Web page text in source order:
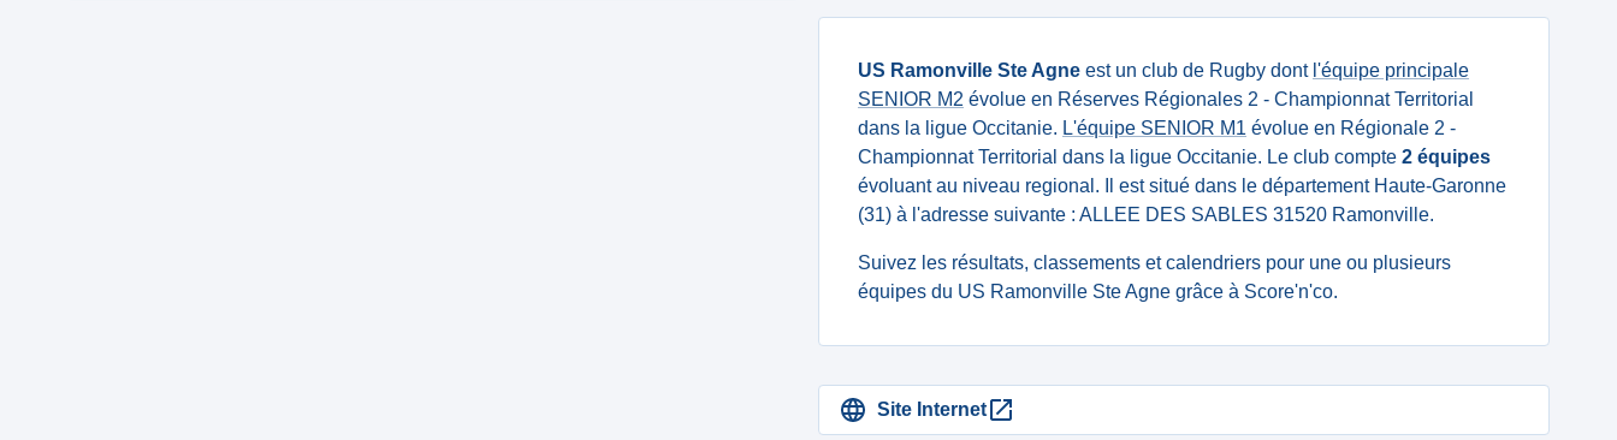
US Ramonville Ste Agne est un club de Rugby dont l'équipe principale
SENIOR M2 évolue en Réserves Régionales 2 - Championnat Territorial
dans la ligue Occitanie. L'équipe SENIOR M1 évolue en Régionale 2 -
Championnat Territorial dans la ligue Occitanie. Le club compte 2 équipes
évoluant au niveau regional. Il est situé dans le département Haute-Garonne
(31) à l'adresse suivante : ALLEE DES SABLES 31520 Ramonville.
Suivez les résultats, classements et calendriers pour une ou plusieurs
équipes du US Ramonville Ste Agne grâce à Score'n'co.
Site Internet